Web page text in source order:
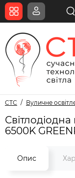
СТС Вуличне
6500K
Опис